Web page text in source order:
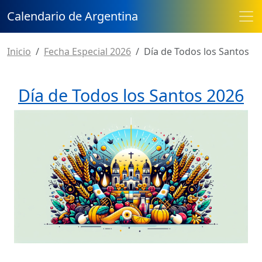
Calendario de Argentina
Inicio Fecha Especial 2026 Día de Todos los Santos
Día de Todos los Santos 2026